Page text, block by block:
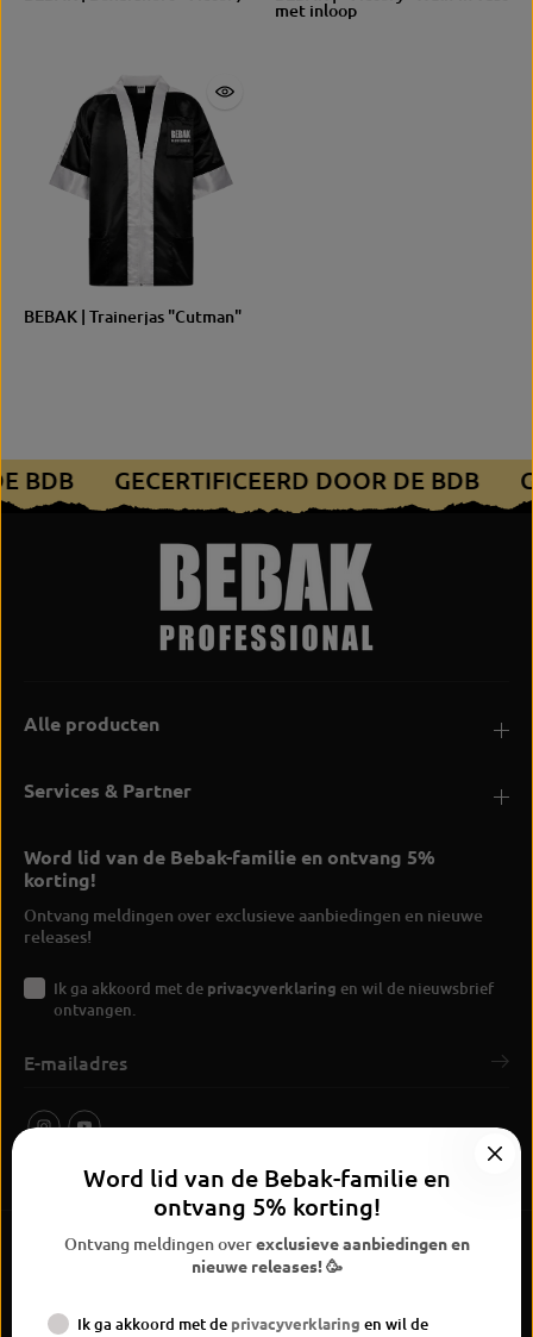
met inloop
GROO
TTE
S/M L/XL
BEBAK | Trainerjas "Cutman"
BDB GECERTIFICEERD DOOR DE BDB
Alle producten
Services & Partner
Word lid van de Bebak-familie en ontvang 5%
korting!
Ontvang meldingen over exclusieve aanbiedingen en nieuwe
releases!
Ik ga akkoord met de privacyverklaring en wil de nieuwsbrief
ontvangen.
BEBAK Boksen 2026
Word lid van de Bebak-familie en
ontvang 5% korting!
Ontvang meldingen overexclusieve aanbiedingen en
nieuwe releases! 🥳
Ik ga akkoord met de privacyverklaring en wil de